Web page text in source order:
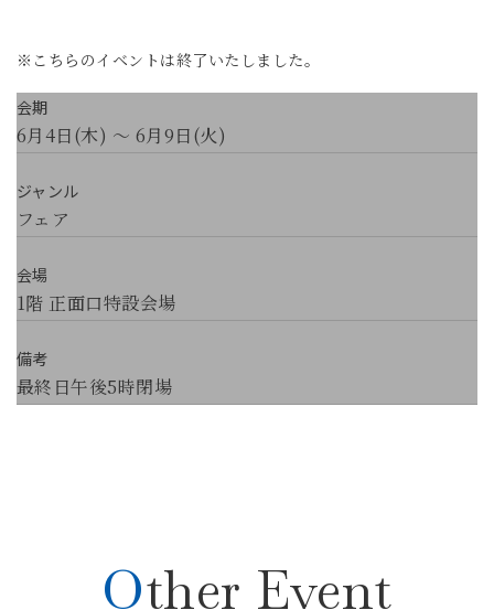
※こちらのイベントは終了いたしました。
会期
6月4日(木) ～ 6月9日(火)
ジャンル
フェア
会場
1階 正面口特設会場
備考
最終日午後5時閉場
Other Event